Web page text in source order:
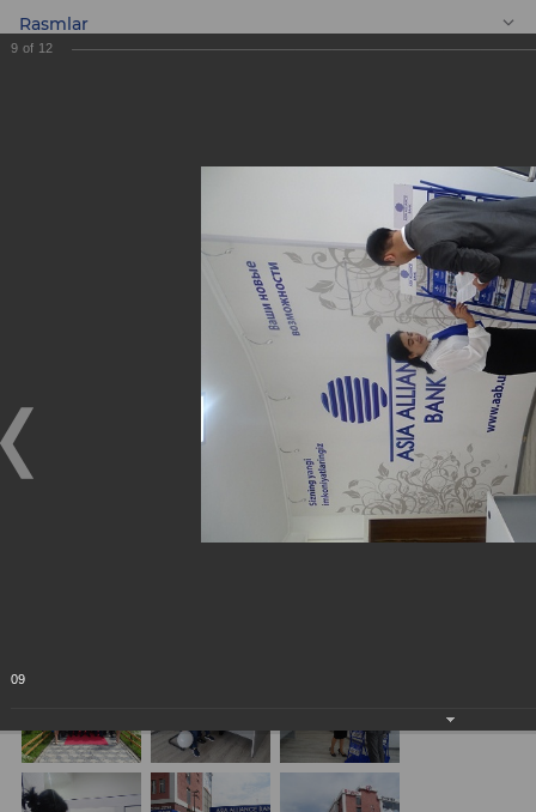
Rasmlar
Yangi «Yunusobod»
Yangi «Yunusobod» Mini banki!
9 of 12
09